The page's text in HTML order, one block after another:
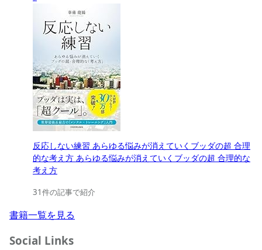
反応しない練習 あらゆる悩みが消えていくブッダの超 合理
的な考え方 あらゆる悩みが消えていくブッダの超 合理的な
考え方
31件の記事で紹介
書籍一覧を見る
Social Links